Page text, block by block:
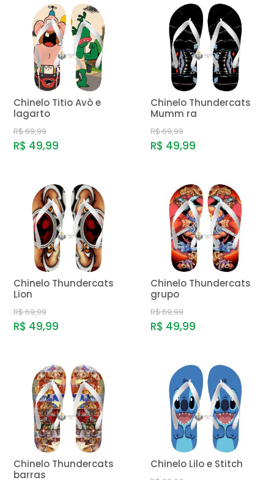
Chinelo Titio Avô e
lagarto
R$ 69,99
R$ 49,99
Chinelo Thundercats
Mumm ra
R$ 69,99
R$ 49,99
Chinelo Thundercats
Lion
R$ 69,99
R$ 49,99
Chinelo Thundercats
grupo
R$ 69,99
R$ 49,99
Chinelo Thundercats
barras
Chinelo Lilo e Stitch